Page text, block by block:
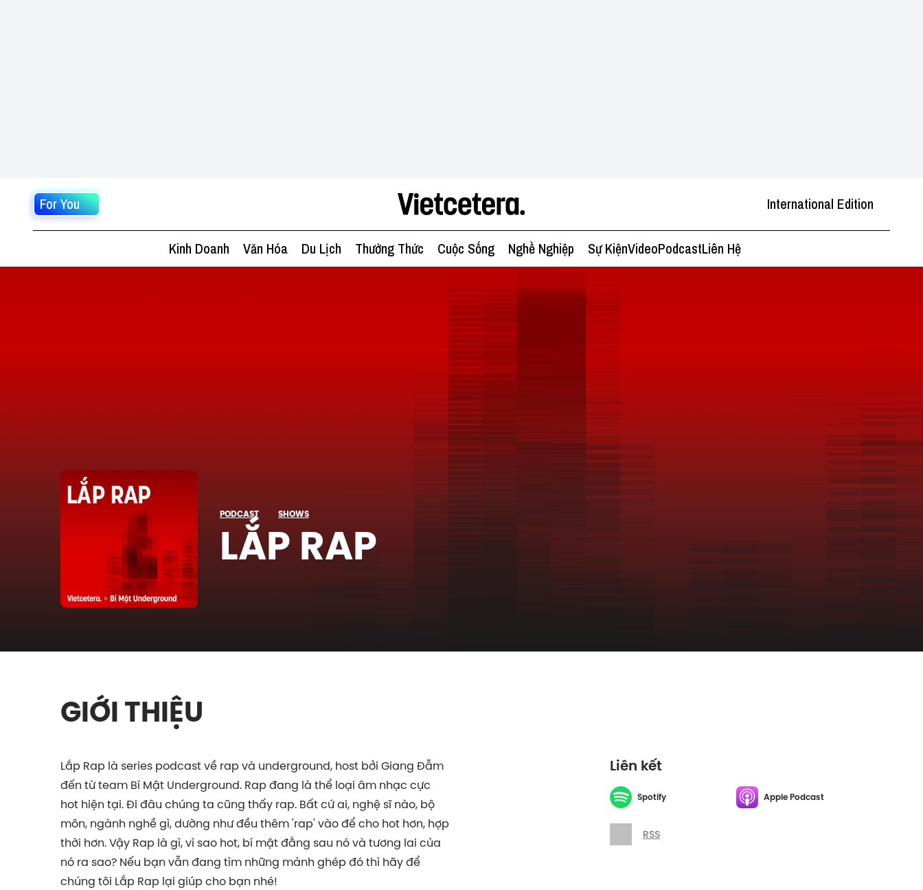
For You International Edition
Kinh Doanh Văn Hóa Du Lịch Thưởng Thức Cuộc Sống Nghề Nghiệp Sự KiệnVideoPodcastLiên Hệ
PODCAST SHOWS
LẮP RAP
GIỚI THIỆU
Lắp Rap là series podcast về rap và underground, host bởi Giang Đẫm
đến từ team Bí Mật Underground. Rap đang là thể loại âm nhạc cực
hot hiện tại. Đi đâu chúng ta cũng thấy rap. Bất cứ ai, nghệ sĩ nào, bộ
môn, ngành nghề gì, dường như đều thêm 'rap' vào để cho hot hơn, hợp
thời hơn. Vậy Rap là gì, vì sao hot, bí mật đằng sau nó và tương lai của
nó ra sao? Nếu bạn vẫn đang tìm những mảnh ghép đó thì hãy để
chúng tôi Lắp Rap lại giúp cho bạn nhé!
Liên kết
Spotify Apple Podcast
RSS